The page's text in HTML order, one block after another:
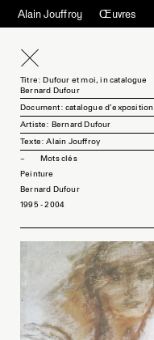
Alain Jouffroy Œuvres
Titre: Dufour et moi, in catalogue
Bernard Dufour
Document: catalogue d'exposition
Artiste: Bernard Dufour
Texte: Alain Jouffroy
Mots clés
Peinture
Bernard Dufour
1995 - 2004